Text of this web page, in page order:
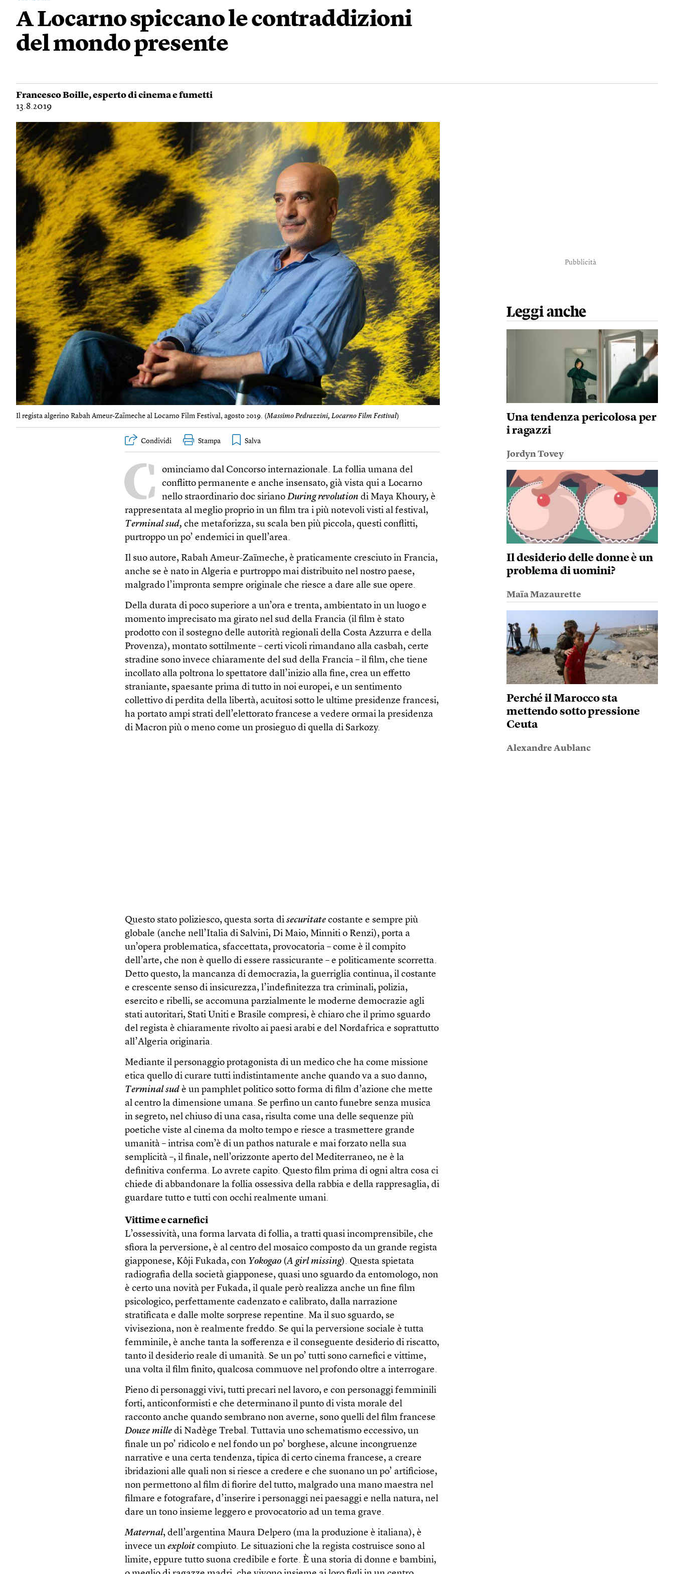
A Locarno spiccano le contraddizioni
del mondo presente
Francesco Boille, esperto di cinema e fumetti
13.8.2019
Il regista algerino Rabah Ameur-Zaïmeche al Locarno Film Festival, agosto 2019. (Massimo Pedrazzini, Locarno Film Festival)
Condividi Stampa
C
ominciamo dal Concorso internazionale. La follia umana del
conflitto permanente e anche insensato, già vista qui a Locarno
nello straordinario doc sirianoDuring revolution di Maya Khoury, è
rappresentata al meglio proprio in un film tra i più notevoli visti al festival,
Terminal sud, che metaforizza, su scala ben più piccola, questi conflitti,
purtroppo un po’ endemici in quell’area.
Il suo autore, Rabah Ameur-Zaïmeche, è praticamente cresciuto in Francia,
anche se è nato in Algeria e purtroppo mai distribuito nel nostro paese,
malgrado l’impronta sempre originale che riesce a dare alle sue opere.
Della durata di poco superiore a un’ora e trenta, ambientato in un luogo e
momento imprecisato ma girato nel sud della Francia (il film è stato
prodotto con il sostegno delle autorità regionali della Costa Azzurra e della
Provenza), montato sottilmente – certi vicoli rimandano alla casbah, certe
stradine sono invece chiaramente del sud della Francia – il film, che tiene
incollato alla poltrona lo spettatore dall’inizio alla fine, crea un effetto
straniante, spaesante prima di tutto in noi europei, e un sentimento
collettivo di perdita della libertà, acuitosi sotto le ultime presidenze francesi,
ha portato ampi strati dell’elettorato francese a vedere ormai la presidenza
di Macron più o meno come un prosieguo di quella di Sarkozy.
Questo stato poliziesco, questa sorta disecuritate costante e sempre più
globale (anche nell’Italia di Salvini, Di Maio, Minniti o Renzi), porta a
un’opera problematica, sfaccettata, provocatoria – come è il compito
dell’arte, che non è quello di essere rassicurante – e politicamente scorretta.
Detto questo, la mancanza di democrazia, la guerriglia continua, il costante
e crescente senso di insicurezza, l’indefinitezza tra criminali, polizia,
esercito e ribelli, se accomuna parzialmente le moderne democrazie agli
stati autoritari, Stati Uniti e Brasile compresi, è chiaro che il primo sguardo
del regista è chiaramente rivolto ai paesi arabi e del Nordafrica e soprattutto
all’Algeria originaria.
Mediante il personaggio protagonista di un medico che ha come missione
etica quello di curare tutti indistintamente anche quando va a suo danno,
Terminal sud è un pamphlet politico sotto forma di film d’azione che mette
al centro la dimensione umana. Se perfino un canto funebre senza musica
in segreto, nel chiuso di una casa, risulta come una delle sequenze più
poetiche viste al cinema da molto tempo e riesce a trasmettere grande
umanità – intrisa com’è di un pathos naturale e mai forzato nella sua
semplicità –, il finale, nell’orizzonte aperto del Mediterraneo, ne è la
definitiva conferma. Lo avrete capito. Questo film prima di ogni altra cosa ci
chiede di abbandonare la follia ossessiva della rabbia e della rappresaglia, di
guardare tutto e tutti con occhi realmente umani.
Vittime e carnefici
L’ossessività, una forma larvata di follia, a tratti quasi incomprensibile, che
sfiora la perversione, è al centro del mosaico composto da un grande regista
giapponese, Kôji Fukada, con Yokogao (A girl missing). Questa spietata
radiografia della società giapponese, quasi uno sguardo da entomologo, non
è certo una novità per Fukada, il quale però realizza anche un fine film
psicologico, perfettamente cadenzato e calibrato, dalla narrazione
stratificata e dalle molte sorprese repentine. Ma il suo sguardo, se
viviseziona, non è realmente freddo. Se qui la perversione sociale è tutta
femminile, è anche tanta la sofferenza e il conseguente desiderio di riscatto,
tanto il desiderio reale di umanità. Se un po’ tutti sono carnefici e vittime,
una volta il film finito, qualcosa commuove nel profondo oltre a interrogare.
Pieno di personaggi vivi, tutti precari nel lavoro, e con personaggi femminili
forti, anticonformisti e che determinano il punto di vista morale del
racconto anche quando sembrano non averne, sono quelli del film francese
Douze mille di Nadège Trebal. Tuttavia uno schematismo eccessivo, un
finale un po’ ridicolo e nel fondo un po’ borghese, alcune incongruenze
narrative e una certa tendenza, tipica di certo cinema francese, a creare
ibridazioni alle quali non si riesce a credere e che suonano un po’ artificiose,
non permettono al film di fiorire del tutto, malgrado una mano maestra nel
filmare e fotografare, d’inserire i personaggi nei paesaggi e nella natura, nel
dare un tono insieme leggero e provocatorio ad un tema grave.
Maternal, dell’argentina Maura Delpero (ma la produzione è italiana), è
invece unexploit compiuto. Le situazioni che la regista costruisce sono al
limite, eppure tutto suona credibile e forte. È una storia di donne e bambini,
Pubblicità
Leggi anche
Una tendenza pericolosa per
i ragazzi
Jordyn Tovey
Il desiderio delle donne è un
problema di uomini?
Maïa Mazaurette
Perché il Marocco sta
mettendo sotto pressione
Ceuta
Alexandre Aublanc